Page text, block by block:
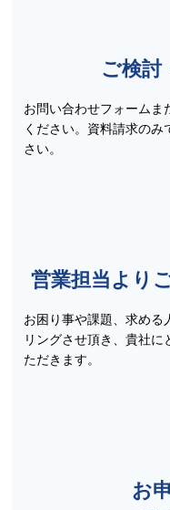
ご検討
お問い合わせフォームま
ください。資料請求の
さい。
営業担当より
お困り事や課題、求める
リングさせ頂き、貴社
ただきます。
お